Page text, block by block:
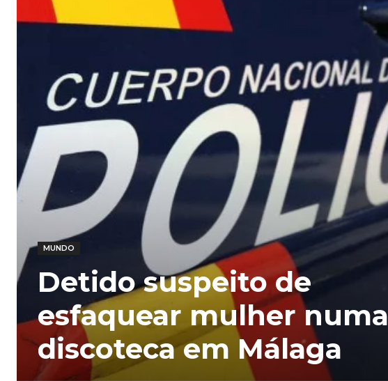
MUNDO
Detido suspeito de
esfaquear mulher numa
discoteca em Málaga